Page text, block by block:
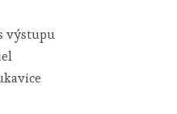
výstupu